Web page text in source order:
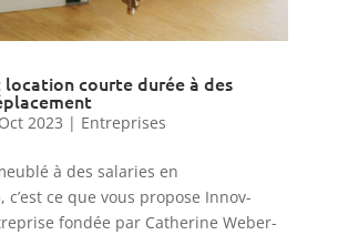
location courte durée à des
2023 | Entreprises
à des salaries en
c’est ce que vous propose Innov-
fondée par Catherine Weber-